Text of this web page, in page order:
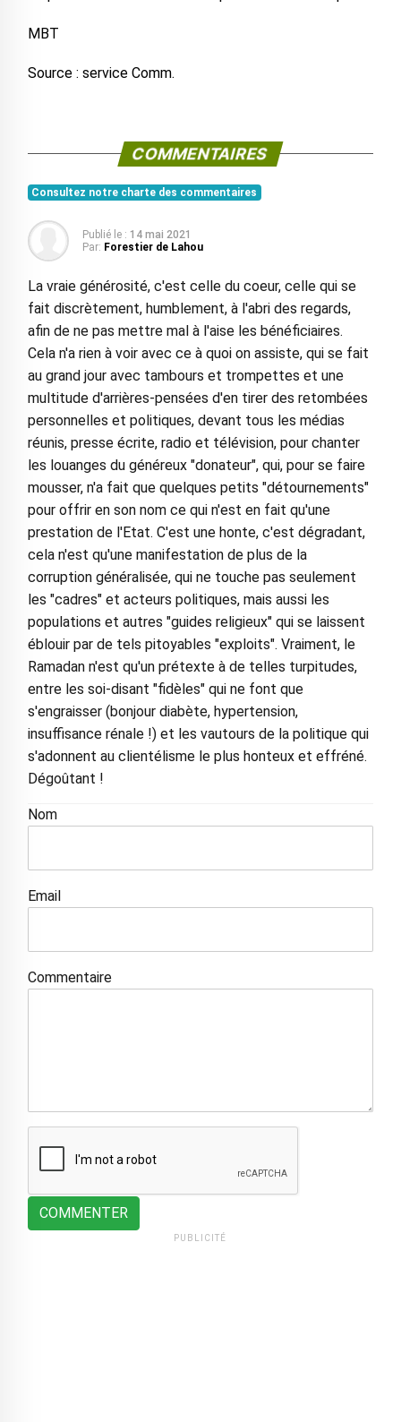
MBT
Source : service Comm.
COMMENTAIRES
Consultez notre charte des commentaires
Publié le : 14 mai 2021
Par: Forestier de Lahou
La vraie générosité, c'est celle du coeur, celle qui se
fait discrètement, humblement, à l'abri des regards,
afin de ne pas mettre mal à l'aise les bénéficiaires.
Cela n'a rien à voir avec ce à quoi on assiste, qui se fait
au grand jour avec tambours et trompettes et une
multitude d'arrières-pensées d'en tirer des retombées
personnelles et politiques, devant tous les médias
réunis, presse écrite, radio et télévision, pour chanter
les louanges du généreux "donateur", qui, pour se faire
mousser, n'a fait que quelques petits "détournements"
pour offrir en son nom ce qui n'est en fait qu'une
prestation de l'Etat. C'est une honte, c'est dégradant,
cela n'est qu'une manifestation de plus de la
corruption généralisée, qui ne touche pas seulement
les "cadres" et acteurs politiques, mais aussi les
populations et autres "guides religieux" qui se laissent
éblouir par de tels pitoyables "exploits". Vraiment, le
Ramadan n'est qu'un prétexte à de telles turpitudes,
entre les soi-disant "fidèles" qui ne font que
s'engraisser (bonjour diabète, hypertension,
insuffisance rénale !) et les vautours de la politique qui
s'adonnent au clientélisme le plus honteux et effréné.
Dégoûtant !
Nom
Email
Commentaire
COMMENTER
PUBLICITÉ